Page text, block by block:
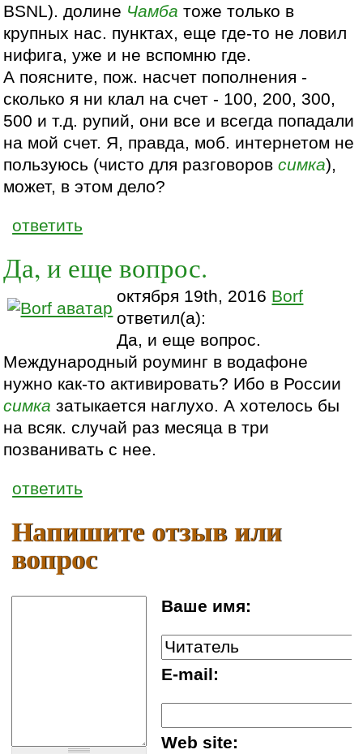
BSNL). долине Чамба тоже только в
крупных нас. пунктах, еще где-то не ловил
нифига, уже и не вспомню где.
А поясните, пож. насчет пополнения -
сколько я ни клал на счет - 100, 200, 300,
500 и т.д. рупий, они все и всегда попадали
на мой счет. Я, правда, моб. интернетом не
пользуюсь (чисто для разговоровсимка),
может, в этом дело?
ответить
Да, и еще вопрос.
октября 19th, 2016 Borf
ответил(а):
Да, и еще вопрос.
Международный роуминг в водафоне
нужно как-то активировать? Ибо в России
симка затыкается наглухо. А хотелось бы
на всяк. случай раз месяца в три
позванивать с нее.
ответить
Напишите отзыв или
вопрос
Ваше имя:
E-mail:
Web site: